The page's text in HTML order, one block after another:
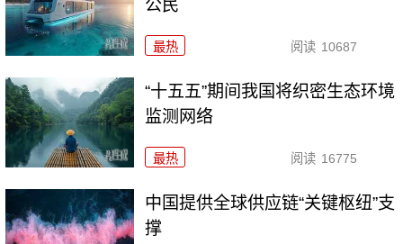
公民
最热 阅读 10687
“十五五”期间我国将织密生态环境
监测网络
最热 阅读 16775
中国提供全球供应链“关键枢纽”支
撑